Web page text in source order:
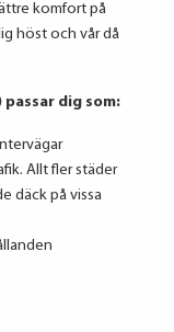
komfort på
höst och vår då
dig som:
Allt fler städer
däck på vissa